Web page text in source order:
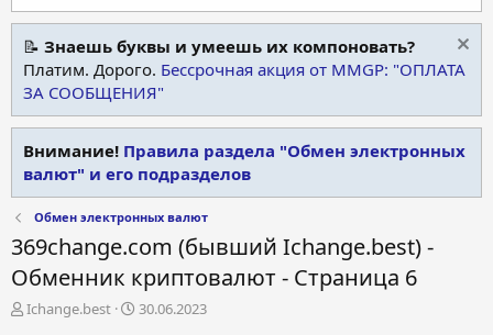
📝 Знаешь буквы и умеешь их компоновать?
Платим. Дорого. Бессрочная акция от MMGP: "ОПЛАТА
ЗА СООБЩЕНИЯ"
Внимание! Правила раздела "Обмен электронных
валют" и его подразделов
Обмен электронных валют
369change.com (бывший Ichange.best) -
Обменник криптовалют - Страница 6
А
Ichange.best
Д
30.06.2023